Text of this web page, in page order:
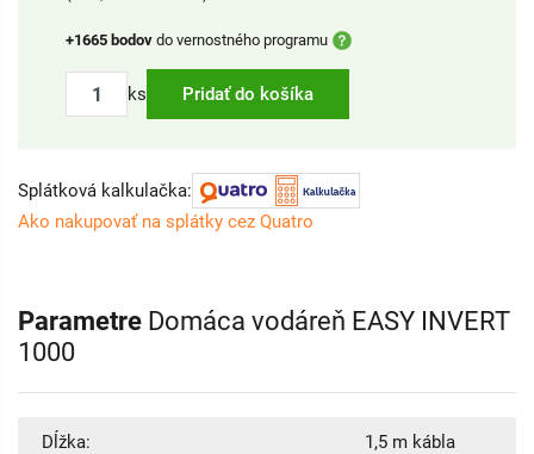
+1665 bodov do vernostného programu
ks Pridať do košíka
Splátková kalkulačka:
Ako nakupovať na splátky cez Quatro
Parametre Domáca vodáreň EASY INVERT
1000
Dĺžka: 1,5 m kábla